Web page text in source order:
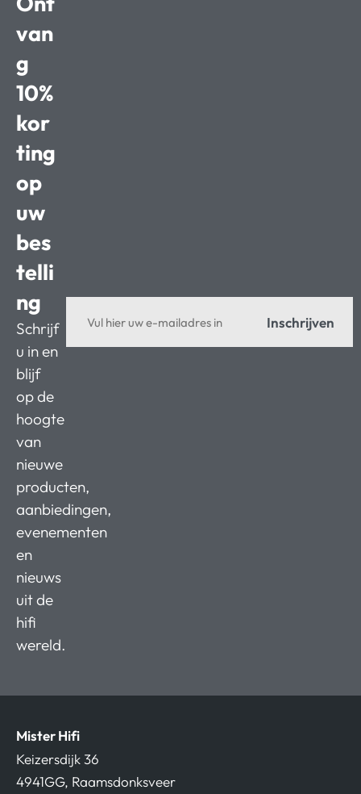
van
g
10%
kor
ting
op
uw
bes
telli
ng
Schrijf
u in en
blijf
op de
hoogte
van
nieuwe
producten,
aanbiedingen,
evenementen
en
nieuws
uit de
hifi
wereld.
Inschrijven
Mister Hifi
Keizersdijk 36
4941GG, Raamsdonksveer